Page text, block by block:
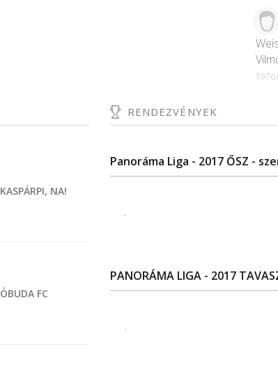
KASPÁRPI, NA!
ÓBUDA FC
RENDEZVÉNYEK
Panoráma Liga - 2017 ŐSZ -
.
PANORÁMA LIGA - 2017
.